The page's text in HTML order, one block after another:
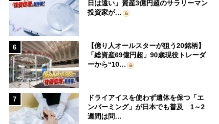
日は遠い」資産3億円超のサラリーマン
投資家が…
6
【億り人オールスターが狙う20銘柄】
「総資産69億円超」90歳現役トレーダ
ーから“10…
7
ドライアイスを使わず遺体を保つ「エ
ンバーミング」が日本でも普及 1～2
週間は問…